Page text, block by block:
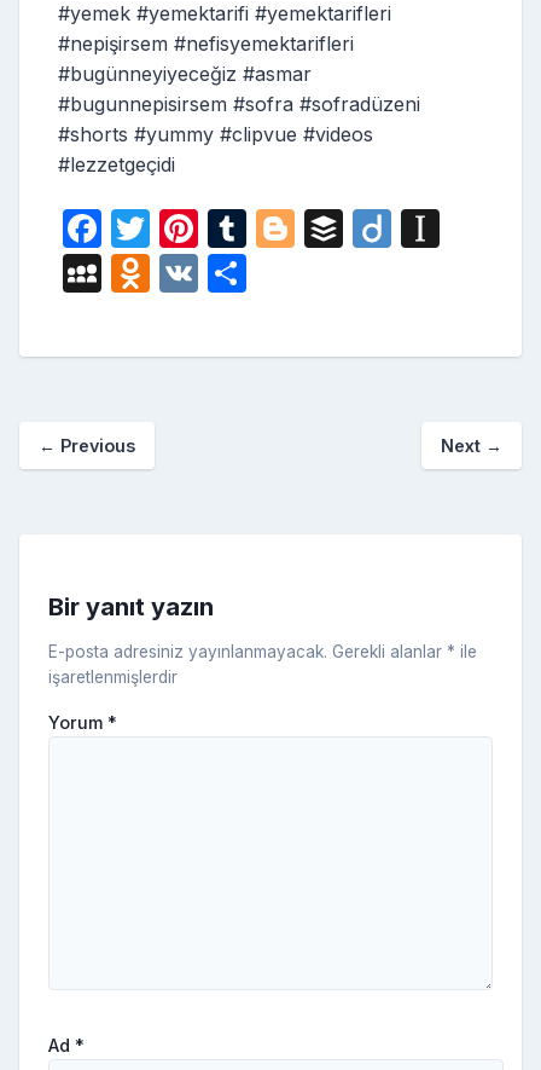
#yemek #yemektarifi #yemektarifleri
#nepişirsem #nefisyemektarifleri
#bugünneyiyeceğiz #asmar
#bugunnepisirsem #sofra #sofradüzeni
#shorts #yummy #clipvue #videos
#lezzetgeçidi
F
a
c
e
o
T
w
itt
er
Pi
nt
er
e
T
bl
Bl
g
B
r
Di
p
er
M
S
a
c
O
n
a
ki
V
ar
← Previous Next →
Bir yanıt yazın
E-posta adresiniz yayınlanmayacak. Gerekli alanlar * ile
işaretlenmişlerdir
Yorum *
Ad *